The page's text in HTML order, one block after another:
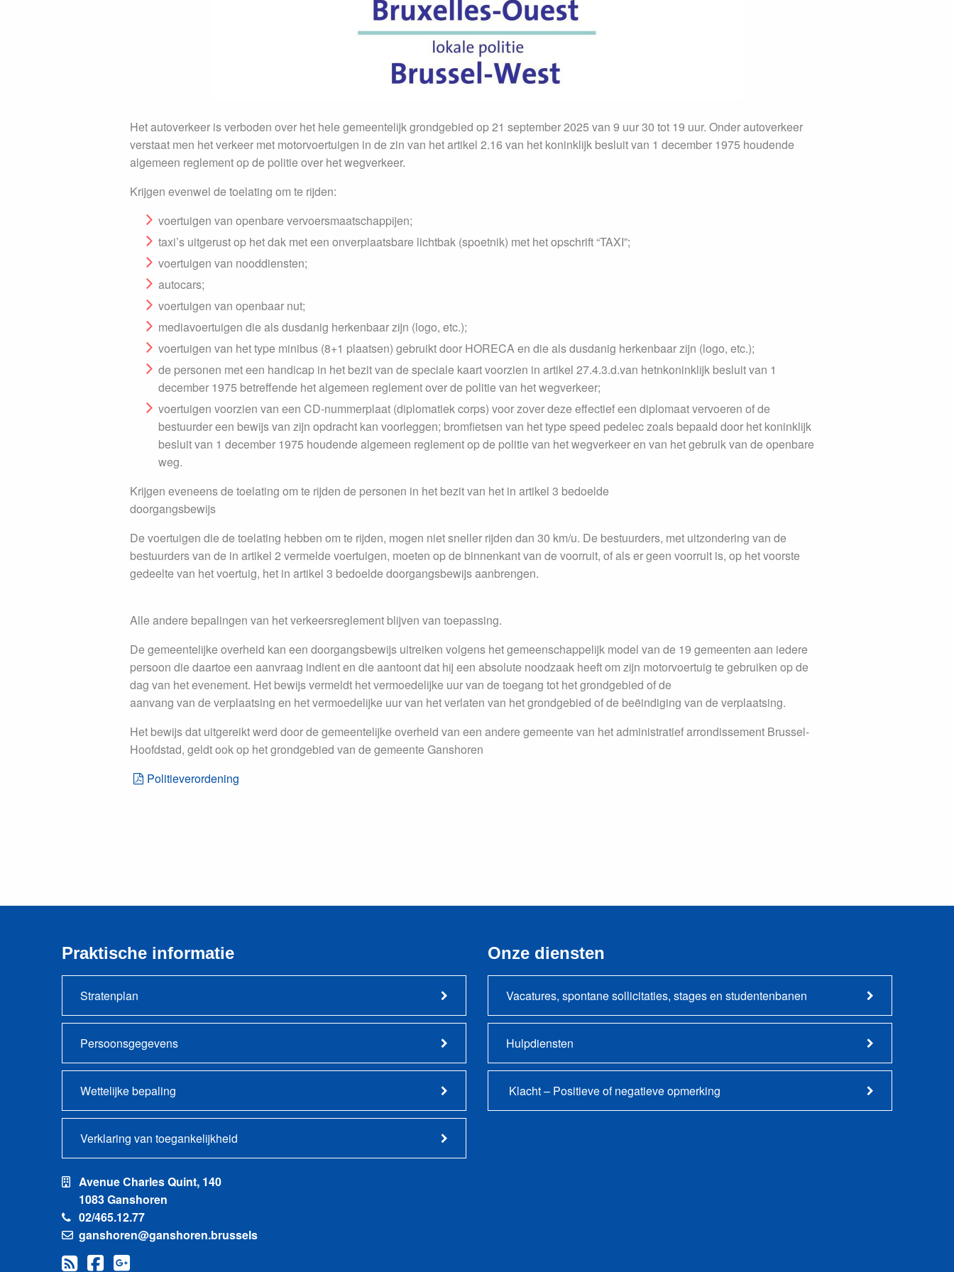
Het autoverkeer is verboden over het hele gemeentelijk grondgebied op 21 september 2025 van 9 uur 30 tot 19 uur. Onder autoverkeer
verstaat men het verkeer met motorvoertuigen in de zin van het artikel 2.16 van het koninklijk besluit van 1 december 1975 houdende
algemeen reglement op de politie over het wegverkeer.
Krijgen evenwel de toelating om te rijden:
voertuigen van openbare vervoersmaatschappijen;
taxi’s uitgerust op het dak met een onverplaatsbare lichtbak (spoetnik) met het opschrift “TAXI”;
voertuigen van nooddiensten;
autocars;
voertuigen van openbaar nut;
mediavoertuigen die als dusdanig herkenbaar zijn (logo, etc.);
voertuigen van het type minibus (8+1 plaatsen) gebruikt door HORECA en die als dusdanig herkenbaar zijn (logo, etc.);
de personen met een handicap in het bezit van de speciale kaart voorzien in artikel 27.4.3.d.van hetnkoninklijk besluit van 1
december 1975 betreffende het algemeen reglement over de politie van het wegverkeer;
voertuigen voorzien van een CD-nummerplaat (diplomatiek corps) voor zover deze effectief een diplomaat vervoeren of de
bestuurder een bewijs van zijn opdracht kan voorleggen; bromfietsen van het type speed pedelec zoals bepaald door het koninklijk
besluit van 1 december 1975 houdende algemeen reglement op de politie van het wegverkeer en van het gebruik van de openbare
weg.
Krijgen eveneens de toelating om te rijden de personen in het bezit van het in artikel 3 bedoelde
doorgangsbewijs
De voertuigen die de toelating hebben om te rijden, mogen niet sneller rijden dan 30 km/u. De bestuurders, met uitzondering van de
bestuurders van de in artikel 2 vermelde voertuigen, moeten op de binnenkant van de voorruit, of als er geen voorruit is, op het voorste
gedeelte van het voertuig, het in artikel 3 bedoelde doorgangsbewijs aanbrengen.
Alle andere bepalingen van het verkeersreglement blijven van toepassing.
De gemeentelijke overheid kan een doorgangsbewijs uitreiken volgens het gemeenschappelijk model van de 19 gemeenten aan iedere
persoon die daartoe een aanvraag indient en die aantoont dat hij een absolute noodzaak heeft om zijn motorvoertuig te gebruiken op de
dag van het evenement. Het bewijs vermeldt het vermoedelijke uur van de toegang tot het grondgebied of de
aanvang van de verplaatsing en het vermoedelijke uur van het verlaten van het grondgebied of de beëindiging van de verplaatsing.
Het bewijs dat uitgereikt werd door de gemeentelijke overheid van een andere gemeente van het administratief arrondissement Brussel-
Hoofdstad, geldt ook op het grondgebied van de gemeente Ganshoren
Politieverordening
Praktische informatie
Stratenplan
Persoonsgegevens
Wettelijke bepaling
Verklaring van toegankelijkheid
Avenue Charles Quint, 140
1083 Ganshoren
02/465.12.77
ganshoren@ganshoren.brussels
Onze diensten
Vacatures, spontane sollicitaties, stages en studentenbanen
Hulpdiensten
Klacht – Positieve of negatieve opmerking